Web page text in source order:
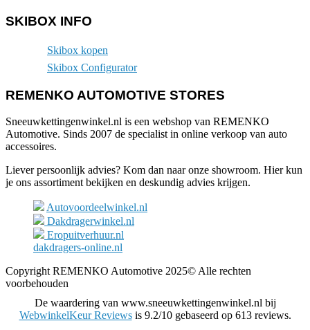
SKIBOX INFO
Skibox kopen
Skibox Configurator
REMENKO AUTOMOTIVE STORES
Sneeuwkettingenwinkel.nl is een webshop van REMENKO
Automotive. Sinds 2007 de specialist in online verkoop van auto
accessoires.
Liever persoonlijk advies? Kom dan naar onze showroom. Hier kun
je ons assortiment bekijken en deskundig advies krijgen.
Autovoordeelwinkel.nl
Dakdragerwinkel.nl
Eropuitverhuur.nl
dakdragers-online.nl
Copyright REMENKO Automotive 2025© Alle rechten
voorbehouden
De waardering van www.sneeuwkettingenwinkel.nl bij
WebwinkelKeur Reviewsis 9.2/10 gebaseerd op 613 reviews.